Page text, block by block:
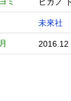
未來社
2016.12